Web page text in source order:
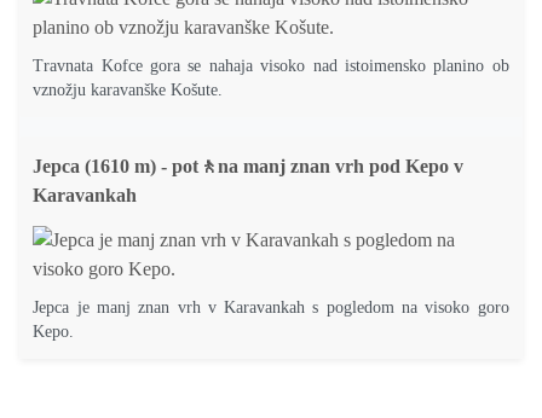
Travnata Kofce gora se nahaja visoko nad istoimensko planino ob
vznožju karavanške Košute.
Jepca (1610 m) - pot🚶na manj znan vrh pod Kepo v
Karavankah
Jepca je manj znan vrh v Karavankah s pogledom na visoko goro
Kepo.